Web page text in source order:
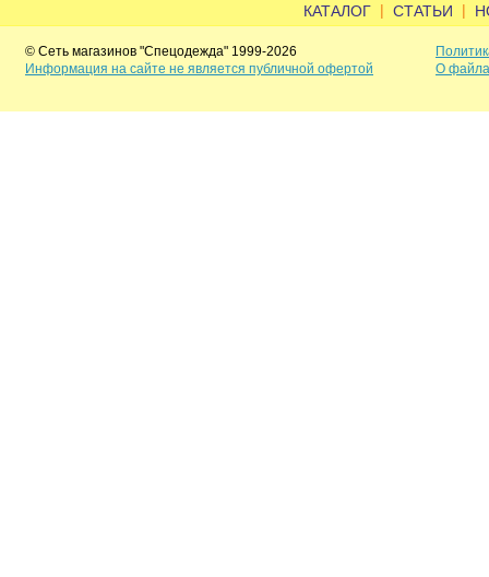
КАТАЛОГ | СТАТЬИ |
© Сеть магазинов "Спецодежда" 1999-2026
Информация на сайте не является публичной офертой
О